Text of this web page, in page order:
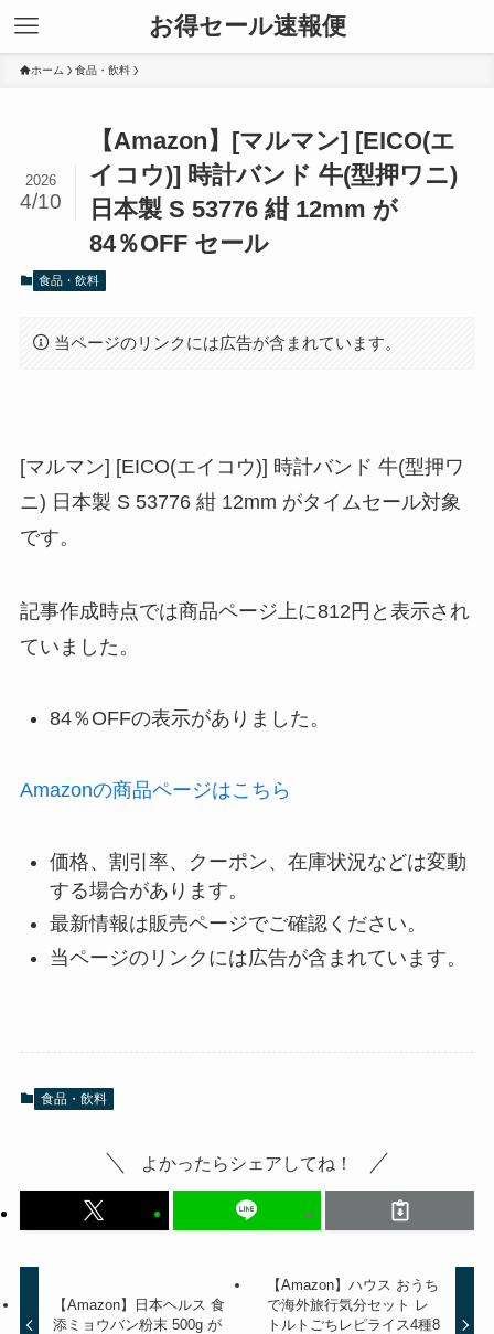
お得セール速報便
ホーム 食品・飲料
【Amazon】[マルマン] [EICO(エ
イコウ)] 時計バンド 牛(型押ワニ)
日本製 S 53776 紺 12mm が
84％OFF セール
2026
4/10
食品・飲料
当ページのリンクには広告が含まれています。
[マルマン] [EICO(エイコウ)] 時計バンド 牛(型押ワ
ニ) 日本製 S 53776 紺 12mm がタイムセール対象
です。
記事作成時点では商品ページ上に812円と表示され
ていました。
84％OFFの表示がありました。
Amazonの商品ページはこちら
価格、割引率、クーポン、在庫状況などは変動
する場合があります。
最新情報は販売ページでご確認ください。
当ページのリンクには広告が含まれています。
食品・飲料
よかったらシェアしてね！
【Amazon】日本ヘルス 食
添ミョウバン粉末 500g が
【Amazon】ハウス おうち
で海外旅行気分セット レ
トルトごちレピライス4種8